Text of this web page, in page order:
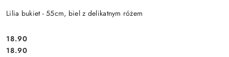
Lilia bukiet - 55cm, biel z delikatnym różem
Cena:
18.90
Cena:
18.90